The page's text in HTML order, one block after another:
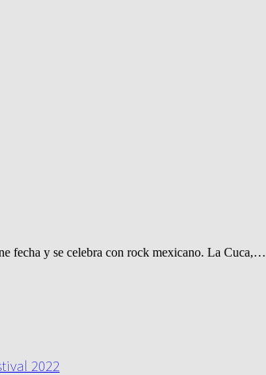
fecha y se celebra con rock mexicano. La Cuca,…
2022